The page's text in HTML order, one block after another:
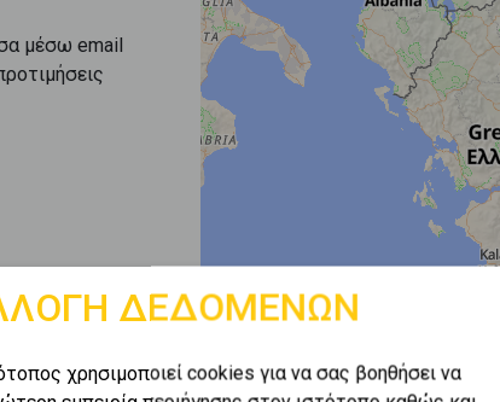
μέσω email
ΔΕΔΟΜΕΝΩΝ
χρησιμοποιεί cookies για να σας βοηθήσει να